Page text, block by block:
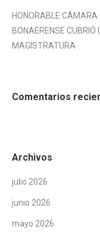
HONORABLE CÁMARA
BONAERENSE
MAGISTRATURA
Comentarios
Archivos
julio 2026
junio 2026
mayo 2026